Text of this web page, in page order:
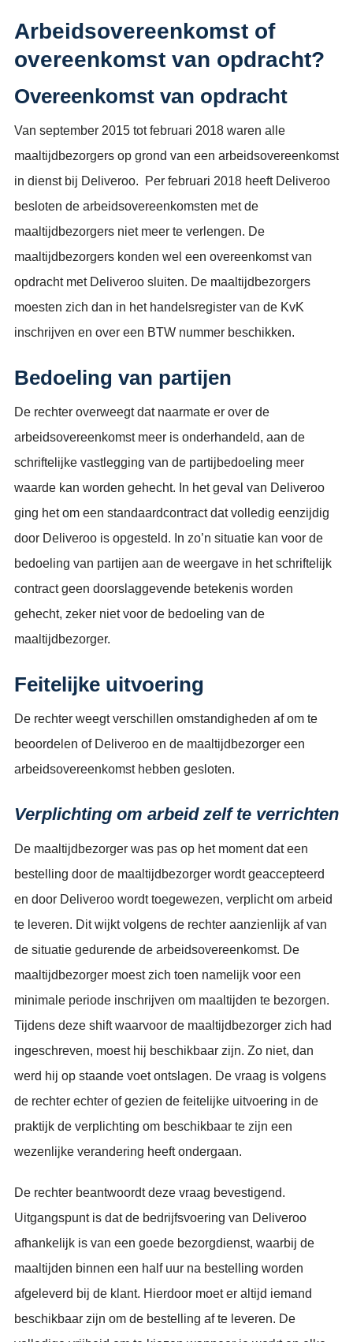
Arbeidsovereenkomst of
overeenkomst van opdracht?
Overeenkomst van opdracht
Van september 2015 tot februari 2018 waren alle
maaltijdbezorgers op grond van een arbeidsovereenkomst
in dienst bij Deliveroo. Per februari 2018 heeft Deliveroo
besloten de arbeidsovereenkomsten met de
maaltijdbezorgers niet meer te verlengen. De
maaltijdbezorgers konden wel een overeenkomst van
opdracht met Deliveroo sluiten. De maaltijdbezorgers
moesten zich dan in het handelsregister van de KvK
inschrijven en over een BTW nummer beschikken.
Bedoeling van partijen
De rechter overweegt dat naarmate er over de
arbeidsovereenkomst meer is onderhandeld, aan de
schriftelijke vastlegging van de partijbedoeling meer
waarde kan worden gehecht. In het geval van Deliveroo
ging het om een standaardcontract dat volledig eenzijdig
door Deliveroo is opgesteld. In zo’n situatie kan voor de
bedoeling van partijen aan de weergave in het schriftelijk
contract geen doorslaggevende betekenis worden
gehecht, zeker niet voor de bedoeling van de
maaltijdbezorger.
Feitelijke uitvoering
De rechter weegt verschillen omstandigheden af om te
beoordelen of Deliveroo en de maaltijdbezorger een
arbeidsovereenkomst hebben gesloten.
Verplichting om arbeid zelf te verrichten
De maaltijdbezorger was pas op het moment dat een
bestelling door de maaltijdbezorger wordt geaccepteerd
en door Deliveroo wordt toegewezen, verplicht om arbeid
te leveren. Dit wijkt volgens de rechter aanzienlijk af van
de situatie gedurende de arbeidsovereenkomst. De
maaltijdbezorger moest zich toen namelijk voor een
minimale periode inschrijven om maaltijden te bezorgen.
Tijdens deze shift waarvoor de maaltijdbezorger zich had
ingeschreven, moest hij beschikbaar zijn. Zo niet, dan
werd hij op staande voet ontslagen. De vraag is volgens
de rechter echter of gezien de feitelijke uitvoering in de
praktijk de verplichting om beschikbaar te zijn een
wezenlijke verandering heeft ondergaan.
De rechter beantwoordt deze vraag bevestigend.
Uitgangspunt is dat de bedrijfsvoering van Deliveroo
afhankelijk is van een goede bezorgdienst, waarbij de
maaltijden binnen een half uur na bestelling worden
afgeleverd bij de klant. Hierdoor moet er altijd iemand
beschikbaar zijn om de bestelling af te leveren. De